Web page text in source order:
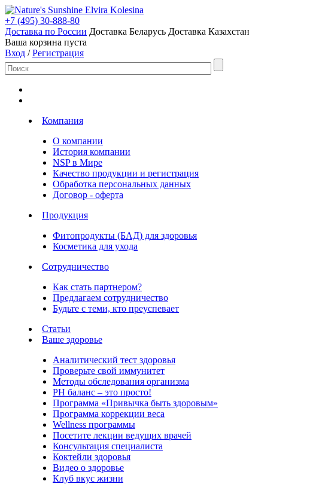
Elvira Kolesina
+7 (495) 30-888-80
Доставка по России Доставка Беларусь Доставка Казахстан
Ваша корзина пуста
Вход /Регистрация
Компания
О компании
История компании
NSP в Мире
Качество продукции и регистрация
Обработка персональных данных
Договор - оферта
Продукция
Фитопродукты (БАД) для здоровья
Косметика для ухода
Сотрудничество
Как стать партнером?
Предлагаем сотрудничество
Будьте с теми, кто преуспевает
Статьи
Ваше здоровье
Аналитический тест здоровья
Проверьте свой иммунитет
Методы обследования организма
РH баланс – это просто!
Программа «Привычка быть здоровым»
Программа коррекции веса
Wellness программы
Посетите лекции ведущих врачей
Консультация специалиста
Коктейли здоровья
Видео о здоровье
Клуб вкус жизни